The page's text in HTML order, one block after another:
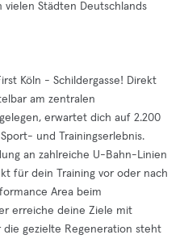
vielen Städten Deutschlands
Köln - Schildergasse! Direkt
am zentralen
erwartet dich auf 2.200
und Trainingserlebnis.
an zahlreiche U-Bahn-Linien
für dein Training vor oder nach
Area beim
erreiche deine Ziele mit
die gezielte Regeneration steht